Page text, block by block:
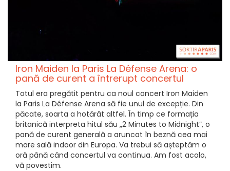
Iron Maiden la Paris La Défense Arena: o
pană de curent a întrerupt concertul
Totul era pregătit pentru ca noul concert Iron Maiden
la Paris La Défense Arena să fie unul de excepție. Din
păcate, soarta a hotărât altfel. În timp ce formația
britanică interpreta hitul său „2 Minutes to Midnight”, o
pană de curent generală a aruncat în beznă cea mai
mare sală indoor din Europa. Va trebui să așteptăm o
oră până când concertul va continua. Am fost acolo,
vă povestim.